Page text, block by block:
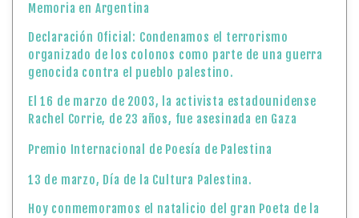
Memoria en Argentina
Declaración Oficial: Condenamos el terrorismo
organizado de los colonos como parte de una guerra
genocida contra el pueblo palestino.
El 16 de marzo de 2003, la activista estadounidense
Rachel Corrie, de 23 años, fue asesinada en Gaza
Premio Internacional de Poesía de Palestina
13 de marzo, Día de la Cultura Palestina.
Hoy conmemoramos el natalicio del gran Poeta de la